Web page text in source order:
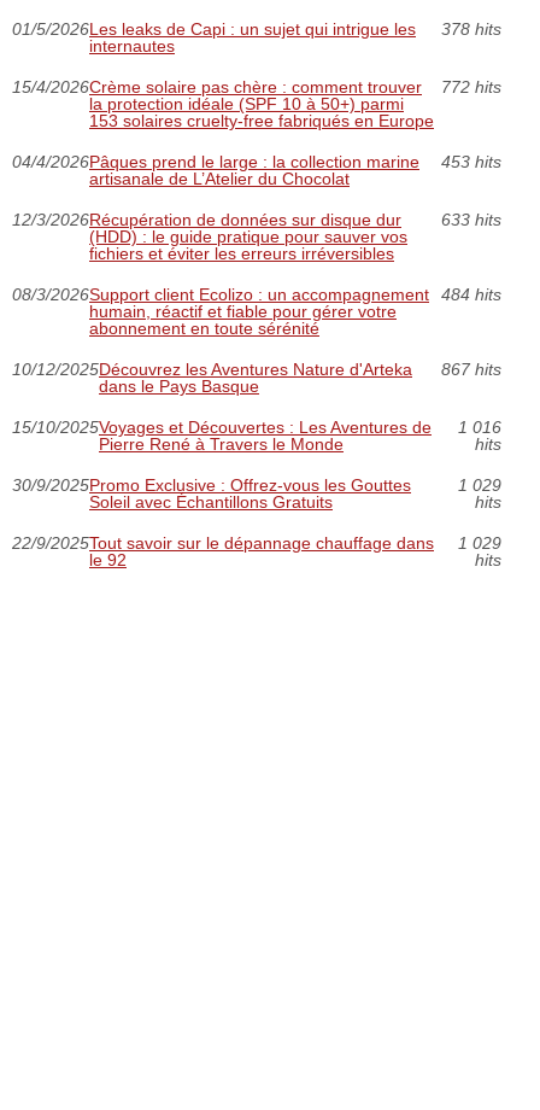
01/5/2026Les leaks de Capi : un sujet qui intrigue les
internautes
378 hits
15/4/2026Crème solaire pas chère : comment trouver
la protection idéale (SPF 10 à 50+) parmi
153 solaires cruelty‑free fabriqués en Europe
772 hits
04/4/2026Pâques prend le large : la collection marine
artisanale de L’Atelier du Chocolat
453 hits
12/3/2026Récupération de données sur disque dur
(HDD) : le guide pratique pour sauver vos
fichiers et éviter les erreurs irréversibles
633 hits
08/3/2026Support client Ecolizo : un accompagnement
humain, réactif et fiable pour gérer votre
abonnement en toute sérénité
484 hits
10/12/2025Découvrez les Aventures Nature d'Arteka
dans le Pays Basque
867 hits
15/10/2025Voyages et Découvertes : Les Aventures de
Pierre René à Travers le Monde
1 016
hits
30/9/2025Promo Exclusive : Offrez-vous les Gouttes
Soleil avec Échantillons Gratuits
1 029
hits
22/9/2025Tout savoir sur le dépannage chauffage dans
le 92
1 029
hits